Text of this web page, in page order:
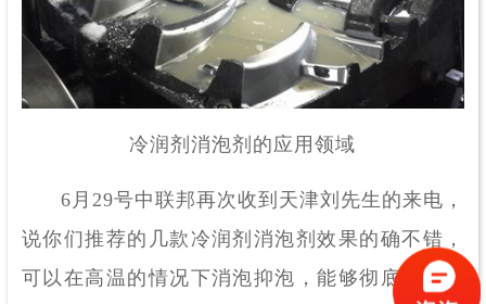
冷润剂消泡剂的应用领域
6月29号中联邦再次收到天津刘先生的来电，
说你们推荐的几款冷润剂消泡剂效果的确不错，
可以在高温的情况下消泡抑泡，能够彻底的解决